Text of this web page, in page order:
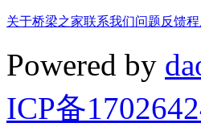
关于桥梁之家联系我们问题反馈
Powered by
ICP备